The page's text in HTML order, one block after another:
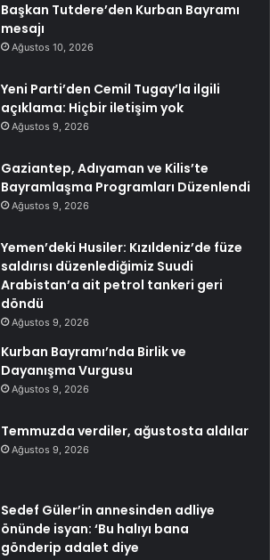
Başkan Tutdere’den Kurban Bayramı
mesajı
Ağustos 10, 2026
Yeni Parti’den Cemil Tugay’la ilgili
açıklama: Hiçbir iletişim yok
Ağustos 9, 2026
Gaziantep, Adıyaman ve Kilis’te
Bayramlaşma Programları Düzenlendi
Ağustos 9, 2026
Yemen’deki Husiler: Kızıldeniz’de füze
saldırısı düzenlediğimiz Suudi
Arabistan’a ait petrol tankeri geri
döndü
Ağustos 9, 2026
Kurban Bayramı’nda Birlik ve
Dayanışma Vurgusu
Ağustos 9, 2026
Temmuzda verdiler, ağustosta aldılar
Ağustos 9, 2026
Sedef Güler’in annesinden adliye
önünde isyan: ‘Bu halıyı bana
gönderip adalet diye